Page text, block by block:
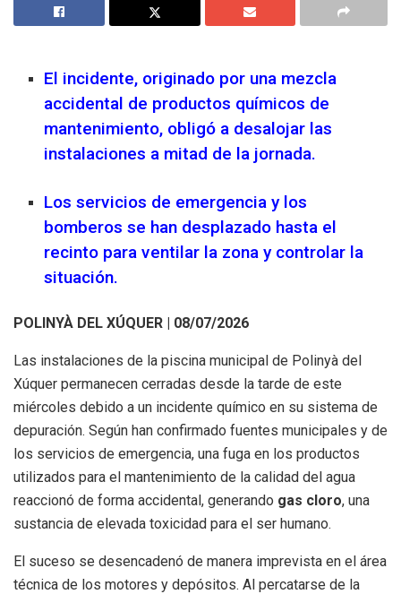
El incidente, originado por una mezcla
accidental de productos químicos de
mantenimiento, obligó a desalojar las
instalaciones a mitad de la jornada.
Los servicios de emergencia y los
bomberos se han desplazado hasta el
recinto para ventilar la zona y controlar la
situación.
POLINYÀ DEL XÚQUER | 08/07/2026
Las instalaciones de la piscina municipal de Polinyà del
Xúquer permanecen cerradas desde la tarde de este
miércoles debido a un incidente químico en su sistema de
depuración. Según han confirmado fuentes municipales y de
los servicios de emergencia, una fuga en los productos
utilizados para el mantenimiento de la calidad del agua
reaccionó de forma accidental, generando gas cloro, una
sustancia de elevada toxicidad para el ser humano.
El suceso se desencadenó de manera imprevista en el área
técnica de los motores y depósitos. Al percatarse de la